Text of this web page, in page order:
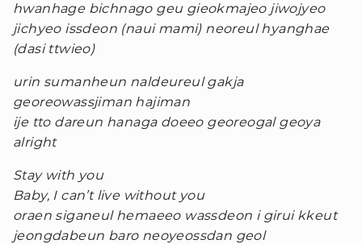
hwanhage bichnago geu gieokmajeo jiwojyeo
jichyeo issdeon (naui mami) neoreul hyanghae
(dasi ttwieo)
urin sumanheun naldeureul gakja
georeowassjiman hajiman
ije tto dareun hanaga doeeo georeogal geoya
alright
Stay with you
Baby, I can’t live without you
oraen siganeul hemaeeo wassdeon i girui kkeut
jeongdabeun baro neoyeossdan geol